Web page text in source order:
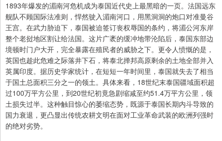
1893年爆发的湄南河危机成为泰国近代史上最黑暗的一页。法国远东
舰队不顾国际法准则，悍然驶入湄南河口，用黑洞洞的炮口对准曼谷
王宫。在武力胁迫下，泰国被迫签订丧权辱国的条约，将湄公河东岸
整个老挝地区割让给法国。这片广袤的缓冲地带沦陷后，泰国东部边
境顿时门户大开，完全暴露在殖民者的威胁之下。更令人愤慨的是，
英国也趁此危难之际落井下石，将泰北掸邦高原剩余的土地全部并入
英属印度。据历史学家统计，在短短一年时间里，泰国就失去了相当
于国土总面积三分之一的领土。具体来看，18世纪末泰国疆域面积超
过100万平方公里，到20世纪初竟急剧缩减至约51.4万平方公里，领
土损失过半。这种触目惊心的萎缩态势，既源于泰国长期内斗导致的
国力衰退，更凸显出传统农耕文明在面对工业革命武装的欧洲列强时
的绝对劣势。